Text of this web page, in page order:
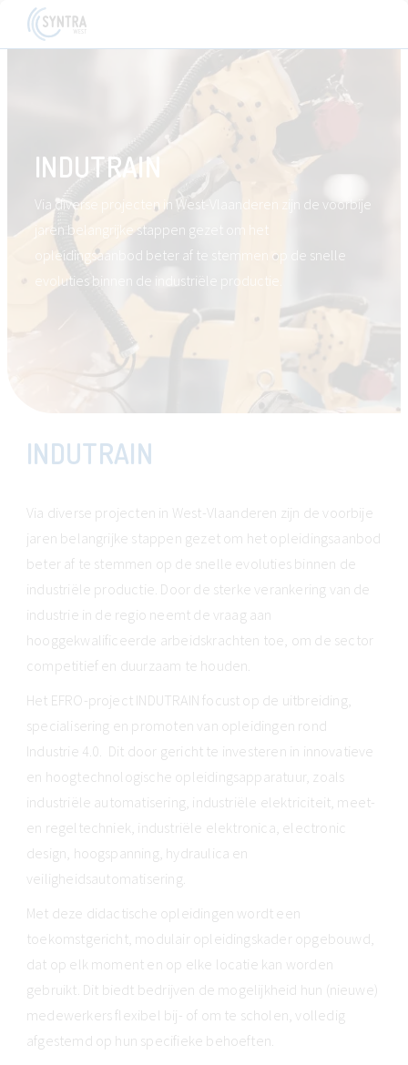
INDUTRAIN
Via diverse projecten in West-Vlaanderen zijn de voorbije
jaren belangrijke stappen gezet om het
opleidingsaanbod beter af te stemmen op de snelle
evoluties binnen de industriële productie.
INDUTRAIN
Via diverse projecten in West-Vlaanderen zijn de voorbije
jaren belangrijke stappen gezet om het opleidingsaanbod
beter af te stemmen op de snelle evoluties binnen de
industriële productie. Door de sterke verankering van de
industrie in de regio neemt de vraag aan
hooggekwalificeerde arbeidskrachten toe, om de sector
competitief en duurzaam te houden.
Het EFRO-project INDUTRAIN focust op de uitbreiding,
specialisering en promoten van opleidingen rond
Industrie 4.0. Dit door gericht te investeren in innovatieve
en hoogtechnologische opleidingsapparatuur, zoals
industriële automatisering, industriële elektriciteit, meet-
en regeltechniek, industriële elektronica, electronic
design, hoogspanning, hydraulica en
veiligheidsautomatisering.
Met deze didactische opleidingen wordt een
toekomstgericht, modulair opleidingskader opgebouwd,
dat op elk moment en op elke locatie kan worden
gebruikt. Dit biedt bedrijven de mogelijkheid hun (nieuwe)
medewerkers flexibel bij- of om te scholen, volledig
afgestemd op hun specifieke behoeften.